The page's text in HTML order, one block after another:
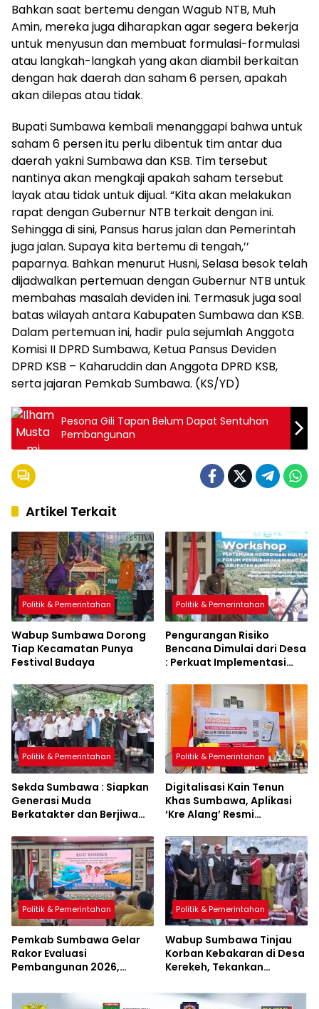
Bahkan saat bertemu dengan Wagub NTB, Muh
Amin, mereka juga diharapkan agar segera bekerja
untuk menyusun dan membuat formulasi-formulasi
atau langkah-langkah yang akan diambil berkaitan
dengan hak daerah dan saham 6 persen, apakah
akan dilepas atau tidak.
Bupati Sumbawa kembali menanggapi bahwa untuk
saham 6 persen itu perlu dibentuk tim antar dua
daerah yakni Sumbawa dan KSB. Tim tersebut
nantinya akan mengkaji apakah saham tersebut
layak atau tidak untuk dijual. “Kita akan melakukan
rapat dengan Gubernur NTB terkait dengan ini.
Sehingga di sini, Pansus harus jalan dan Pemerintah
juga jalan. Supaya kita bertemu di tengah,’’
paparnya. Bahkan menurut Husni, Selasa besok telah
dijadwalkan pertemuan dengan Gubernur NTB untuk
membahas masalah deviden ini. Termasuk juga soal
batas wilayah antara Kabupaten Sumbawa dan KSB.
Dalam pertemuan ini, hadir pula sejumlah Anggota
Komisi II DPRD Sumbawa, Ketua Pansus Deviden
DPRD KSB – Kaharuddin dan Anggota DPRD KSB,
serta jajaran Pemkab Sumbawa. (KS/YD)
Pesona Gili Tapan Belum Dapat Sentuhan
Pembangunan
Artikel Terkait
Politik & Pemerintahan
Wabup Sumbawa Dorong
Tiap Kecamatan Punya
Festival Budaya
Politik & Pemerintahan
Pengurangan Risiko
Bencana Dimulai dari Desa
: Perkuat Implementasi
Politik & Pemerintahan
Sekda Sumbawa : Siapkan
Generasi Muda
Berkatakter dan Berjiwa
Politik & Pemerintahan
Digitalisasi Kain Tenun
Khas Sumbawa, Aplikasi
‘Kre Alang’ Resmi
Politik & Pemerintahan
Pemkab Sumbawa Gelar
Rakor Evaluasi
Pembangunan 2026,
Perubahan Resmi
Politik & Pemerintahan
Wabup Sumbawa Tinjau
Korban Kebakaran di Desa
Kerekeh, Tekankan